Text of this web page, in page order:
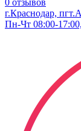
0 отзывов
г.Краснодар,
Пн-Чт 08:00-